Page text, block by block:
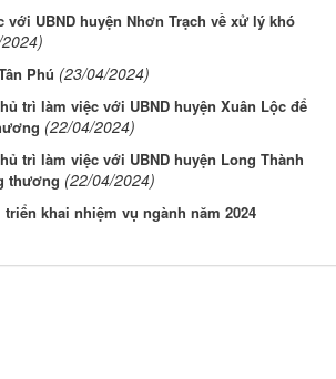
UBND huyện Nhơn Trạch về xử lý khó
Phú (23/04/2024)
trì làm việc với UBND huyện Xuân Lộc để
(22/04/2024)
trì làm việc với UBND huyện Long Thành
thương (22/04/2024)
khai nhiệm vụ ngành năm 2024